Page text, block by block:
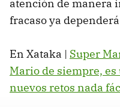
atención de manera
fracaso ya
En Xataka | Super
Mario de siempre,
nuevos retos nada